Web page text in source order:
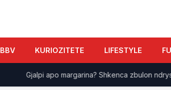
BBV KURIOZITETE LIFESTYLE
Gjalpi apo margarina? Shkenca zbulon